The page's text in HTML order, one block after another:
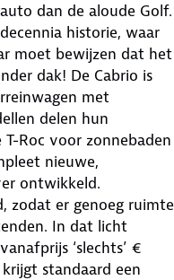
dan de aloude Golf.
historie, waar
moet bewijzen dat het
dak! De Cabrio is
met
delen hun
Roc voor zonnebaden
nieuwe,
ontwikkeld.
zodat er genoeg ruimte
In dat licht
‘slechts’ €
standaard een